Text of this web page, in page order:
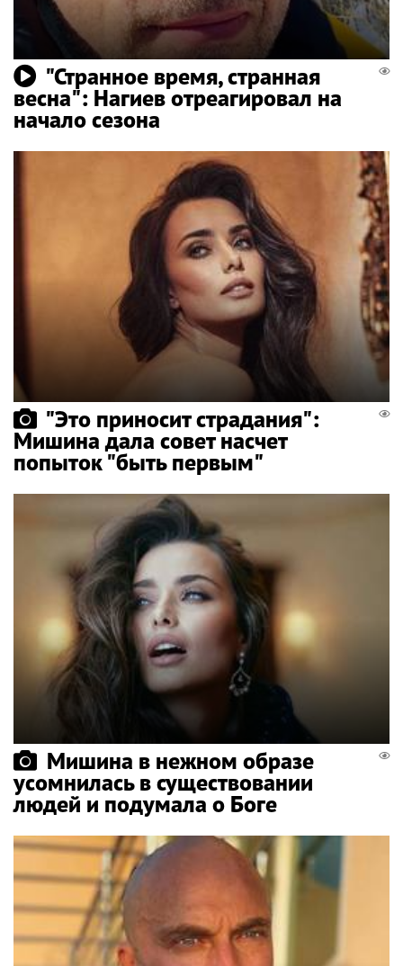
"Странное время, странная
весна": Нагиев отреагировал на
начало сезона
"Это приносит страдания":
Мишина дала совет насчет
попыток "быть первым"
Мишина в нежном образе
усомнилась в существовании
людей и подумала о Боге